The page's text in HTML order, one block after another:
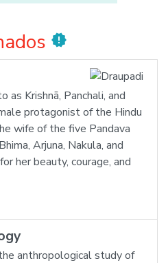
new_releases
as Krishnā, Panchali, and
protagonist of the Hindu
wife of the five Pandava
Arjuna, Nakula, and
her beauty, courage, and
anthropological study of